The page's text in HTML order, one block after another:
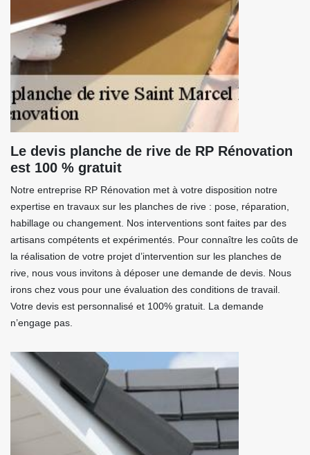
Le devis planche de rive de RP Rénovation
est 100 % gratuit
Notre entreprise RP Rénovation met à votre disposition notre
expertise en travaux sur les planches de rive : pose, réparation,
habillage ou changement. Nos interventions sont faites par des
artisans compétents et expérimentés. Pour connaître les coûts de
la réalisation de votre projet d’intervention sur les planches de
rive, nous vous invitons à déposer une demande de devis. Nous
irons chez vous pour une évaluation des conditions de travail.
Votre devis est personnalisé et 100% gratuit. La demande
n’engage pas.